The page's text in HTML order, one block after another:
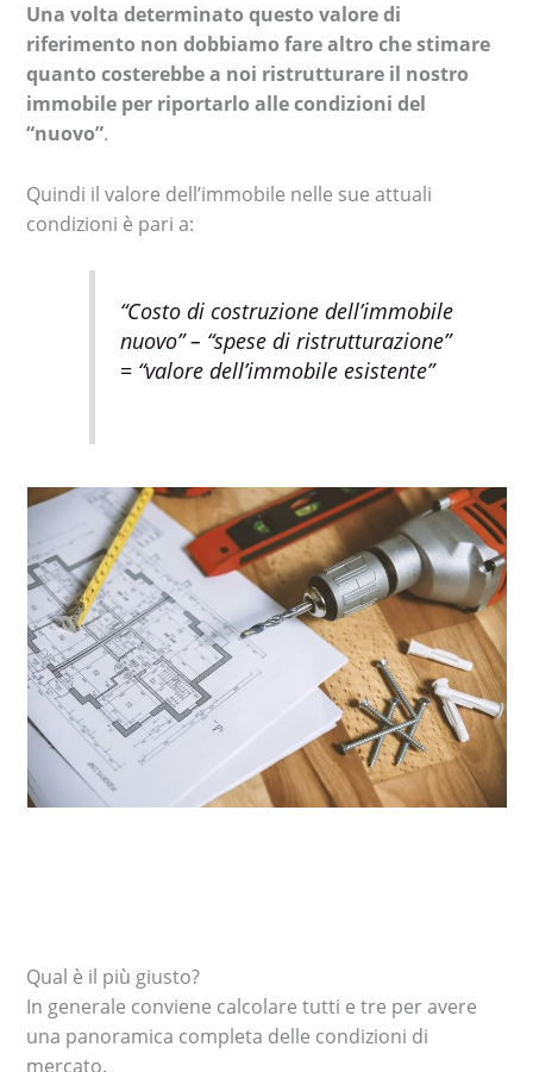
Una volta determinato questo valore di
riferimento non dobbiamo fare altro che stimare
quanto costerebbe a noi ristrutturare il nostro
immobile per riportarlo alle condizioni del
“nuovo”.
Quindi il valore dell’immobile nelle sue attuali
condizioni è pari a:
“Costo di costruzione dell’immobile
nuovo” – “spese di ristrutturazione”
= “valore dell’immobile esistente”
Qual è il più giusto?
In generale conviene calcolare tutti e tre per avere
una panoramica completa delle condizioni di
mercato.